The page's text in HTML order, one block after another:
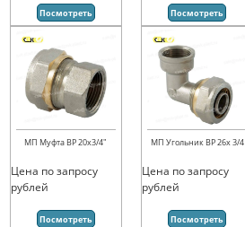
Посмотреть Посмотреть
МП Муфта ВР 20х3/4"
Цена по запросу
рублей
Посмотреть
МП Угольник ВР 26х 3/4
Цена по запросу
рублей
Посмотреть